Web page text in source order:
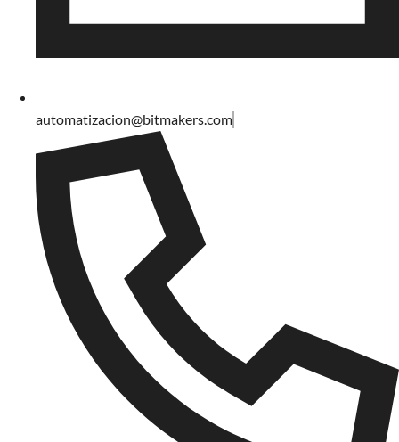
automatizacion@bitmakers.com